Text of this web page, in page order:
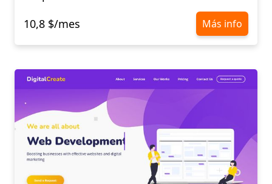
10,8 $/mes
Más info